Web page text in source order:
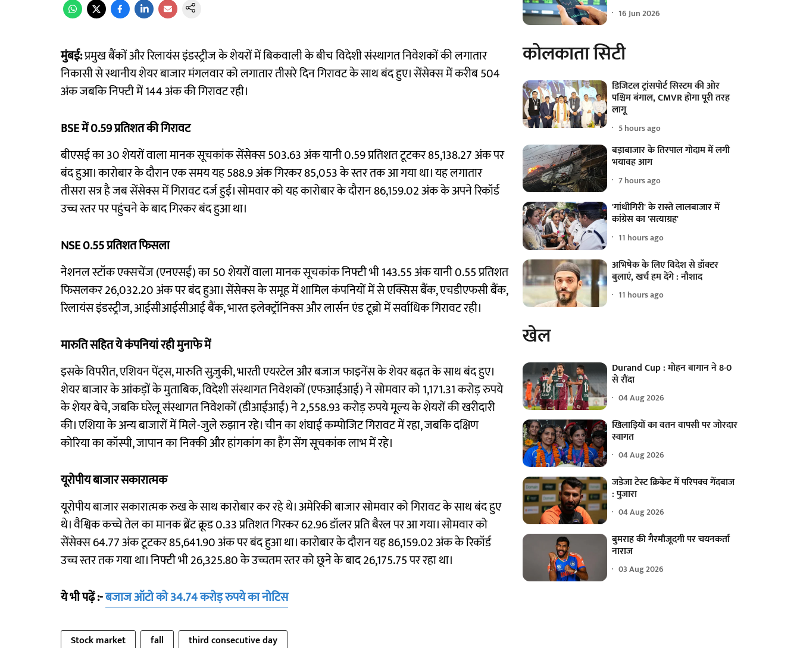
मुंबई:प्रमुख बैंकों और रिलायंस इंडस्ट्रीज के शेयरों में बिकवाली के बीच विदेशी संस्थागत निवेशकों की लगातार
निकासी से स्थानीय शेयर बाजार मंगलवार को लगातार तीसरे दिन गिरावट के साथ बंद हुए। सेंसेक्स में करीब 504
अंक जबकि निफ्टी में 144 अंक की गिरावट रही।
BSE में 0.59 प्रतिशत की गिरावट
बीएसई का 30 शेयरों वाला मानक सूचकांक सेंसेक्स 503.63 अंक यानी 0.59 प्रतिशत टूटकर 85,138.27 अंक पर
बंद हुआ। कारोबार के दौरान एक समय यह 588.9 अंक गिरकर 85,053 के स्तर तक आ गया था। यह लगातार
तीसरा सत्र है जब सेंसेक्स में गिरावट दर्ज हुई। सोमवार को यह कारोबार के दौरान 86,159.02 अंक के अपने रिकॉर्ड
उच्च स्तर पर पहुंचने के बाद गिरकर बंद हुआ था।
NSE 0.55 प्रतिशत फिसला
नेशनल स्टॉक एक्सचेंज (एनएसई) का 50 शेयरों वाला मानक सूचकांक निफ्टी भी 143.55 अंक यानी 0.55 प्रतिशत
फिसलकर 26,032.20 अंक पर बंद हुआ। सेंसेक्स के समूह में शामिल कंपनियों में से एक्सिस बैंक, एचडीएफसी बैंक,
रिलायंस इंडस्ट्रीज, आईसीआईसीआई बैंक, भारत इलेक्ट्रॉनिक्स और लार्सन एंड टूब्रो में सर्वाधिक गिरावट रही।
मारुति सहित ये कंपनियां रही मुनाफे में
इसके विपरीत, एशियन पेंट्स, मारुति सुज़ुकी, भारती एयरटेल और बजाज फाइनेंस के शेयर बढ़त के साथ बंद हुए।
शेयर बाजार के आंकड़ों के मुताबिक, विदेशी संस्थागत निवेशकों (एफआईआई) ने सोमवार को 1,171.31 करोड़ रुपये
के शेयर बेचे, जबकि घरेलू संस्थागत निवेशकों (डीआईआई) ने 2,558.93 करोड़ रुपये मूल्य के शेयरों की खरीदारी
की। एशिया के अन्य बाजारों में मिले-जुले रुझान रहे। चीन का शंघाई कम्पोजिट गिरावट में रहा, जबकि दक्षिण
कोरिया का कॉस्पी, जापान का निक्की और हांगकांग का हैंग सेंग सूचकांक लाभ में रहे।
यूरोपीय बाजार सकारात्मक
यूरोपीय बाजार सकारात्मक रुख के साथ कारोबार कर रहे थे। अमेरिकी बाजार सोमवार को गिरावट के साथ बंद हुए
थे। वैश्विक कच्चे तेल का मानक ब्रेंट क्रूड 0.33 प्रतिशत गिरकर 62.96 डॉलर प्रति बैरल पर आ गया। सोमवार को
सेंसेक्स 64.77 अंक टूटकर 85,641.90 अंक पर बंद हुआ था। कारोबार के दौरान यह 86,159.02 अंक के रिकॉर्ड
उच्च स्तर तक गया था। निफ्टी भी 26,325.80 के उच्चतम स्तर को छूने के बाद 26,175.75 पर रहा था।
ये भी पढ़ें :-बजाज ऑटो को 34.74 करोड़ रुपये का नोटिस
Stock market fall third consecutive day
16 Jun 2026
कोलकाता सिटी
डिजिटल ट्रांसपोर्ट सिस्टम की ओर
पश्चिम बंगाल, CMVR होगा पूरी तरह
लागू
5 hours ago
बड़ाबाजार के तिरपाल गोदाम में लगी
भयावह आग
7 hours ago
'गांधीगिरी' के रास्ते लालबाजार में
कांग्रेस का 'सत्याग्रह'
11 hours ago
अभिषेक के लिए विदेश से डॉक्टर
बुलाएं, खर्च हम देंगे : नौशाद
11 hours ago
खेल
Durand Cup : मोहन बागान ने 8-0
से रौंदा
04 Aug 2026
खिलाड़ियों का वतन वापसी पर जोरदार
स्वागत
04 Aug 2026
जडेजा टेस्ट क्रिकेट में परिपक्व गेंदबाज
: पुजारा
04 Aug 2026
बुमराह की गैरमौजूदगी पर चयनकर्ता
नाराज
03 Aug 2026